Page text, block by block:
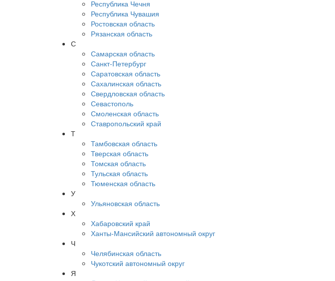
Республика Чечня
Республика Чувашия
Ростовская область
Рязанская область
С
Самарская область
Санкт-Петербург
Саратовская область
Сахалинская область
Свердловская область
Севастополь
Смоленская область
Ставропольский край
Т
Тамбовская область
Тверская область
Томская область
Тульская область
Тюменская область
У
Ульяновская область
Х
Хабаровский край
Ханты-Мансийский автономный округ
Ч
Челябинская область
Чукотский автономный округ
Я